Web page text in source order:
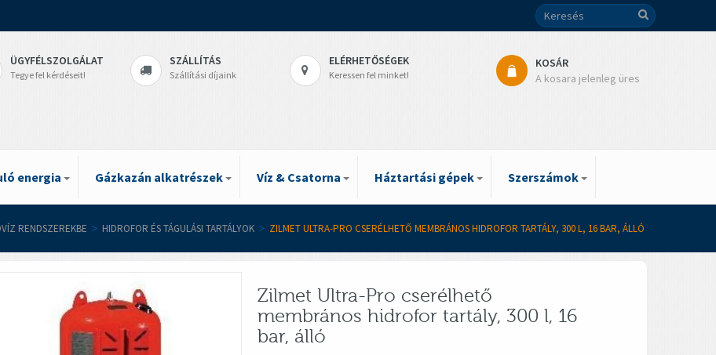
ÜGYFÉLSZOLGÁLAT
Tegye fel kérdéseit!
SZÁLLÍTÁS
Szállítási díjaink
ELÉRHETŐSÉGEK
Keressen fel minket!
KOSÁR
A kosara jelenleg üres
energia Gázkazán alkatrészek Víz & Csatorna Háztartási gépek Szerszámok
RENDSZEREKBE > HIDROFOR ÉS TÁGULÁSI TARTÁLYOK > ZILMET ULTRA-PRO CSERÉLHETŐ MEMBRÁNOS HIDROFOR TARTÁLY, 300 L, 16 BAR, ÁLLÓ
Zilmet Ultra-Pro cserélhető
membrános hidrofor tartály, 300 l, 16
bar, álló